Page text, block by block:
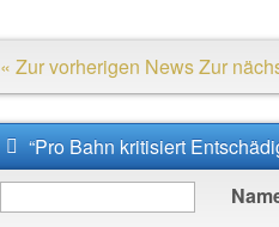
« Zur vorherigen NewsZur
“Pro Bahn kritisiert